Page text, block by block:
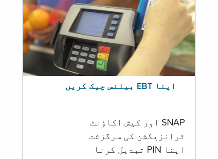
اپنا EBT بیلنس چیک کریں
SNAP اور کیش اکاؤنٹ
ٹرانزیکشن کی سرگزشت
اپنا PIN تبدیل کرنا